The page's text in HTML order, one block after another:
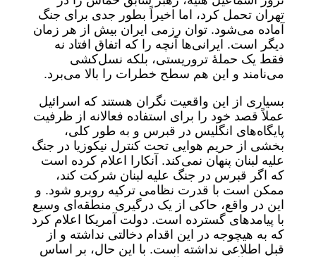
تهران تحمل کرد، اما اخیراً بطور جدی برای جنگ
آماده می‌شود. توان رزمی ایران بیش از هر زمان
دیگر است. ایرانی‌ها آنچه را که اتفاق افتاد نه
فقط یک حملۀ تروریستی، بلکه نسل‌کشی
می‌نامند و این هم سطح خطرات را بالا می‌برد.
بسیاری از این واقعیت نگران هستند که اسرائیل
عملاً قصد خود را برای استفاده فعالانه از ظرفیت
پایگاه‌های انگلیس در قبرس و به طور کلی،
بخشی از حریم هوایی تحت کنترل نیکوزیا در جنگ
علیه لبنان پنهان نمی‌کند. آنکارا اعلام کرده است
که اگر قبرس در جنگ علیه لبنان شرکت کند،
ممکن است با قدرت نظامی ترکیه روبرو شود. و
این در واقع، حاکی از یک درگیری منطقه‌ای وسیع
با پیامدهای گسترده است. دولت آمریکا اعلام کرد
که به هیچوجه در این اقدام دخالتی نداشته و از
قبل اطلاعی نداشته است. با این حال، بر اساس